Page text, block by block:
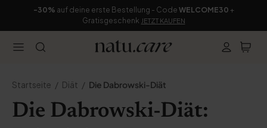
-30% auf deine erste Bestellung - Code WELCOME30 +
Gratisgeschenk JETZT KAUFEN
Startseite Diät Die Dabrowski-Diät
Die Dabrowski-Diät: